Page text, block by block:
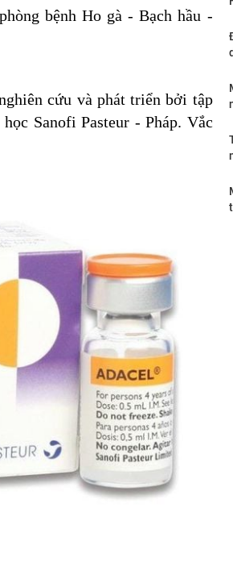
bệnh Ho gà - Bạch hầu -
cứu và phát triển bởi tập
Sanofi Pasteur - Pháp. Vắc